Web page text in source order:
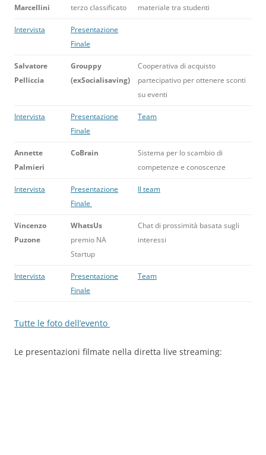
Marcellini
terzo classificato
materiale tra studenti
Intervista
Presentazione
Finale
Salvatore
Pelliccia
Grouppy
(exSocialisaving)
Cooperativa di acquisto
partecipativo per ottenere sconti
su eventi
Intervista
Presentazione
Finale
Team
Annette
Palmieri
CoBrain
Sistema per lo scambio di
competenze e conoscenze
Intervista
Presentazione
Finale
Il team
Vincenzo
Puzone
WhatsUs
premio NA
Startup
Chat di prossimità basata sugli
interessi
Intervista
Presentazione
Finale
Team
Tutte le foto dell’evento
Le presentazioni filmate nella diretta live streaming: